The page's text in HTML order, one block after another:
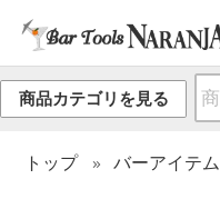
商品カテゴリを見る
トップ バーアイテム